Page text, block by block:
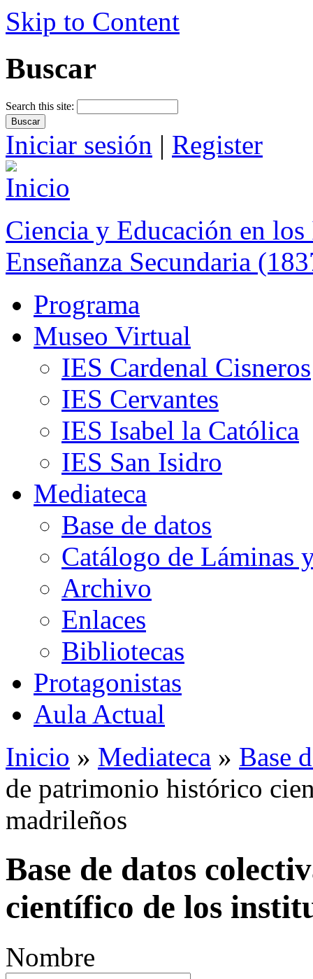
Skip to Content
Buscar
Search this site:
Iniciar sesión | Register
Ciencia y Educación en
Enseñanza Secundaria
Programa
Museo Virtual
IES Cardenal Cisneros
IES Cervantes
IES Isabel la Católica
IES San Isidro
Mediateca
Base de datos
Catálogo de Láminas
Archivo
Enlaces
Bibliotecas
Protagonistas
Aula Actual
Inicio » Mediateca » Base
de patrimonio histórico
madrileños
Base de datos
científico de los
Nombre